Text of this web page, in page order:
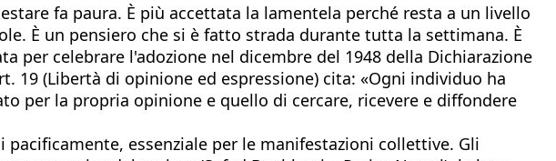
fa paura. È più accettata la lamentela perché resta a un livello
È un pensiero che si è fatto strada durante tutta la settimana. È
per celebrare l'adozione nel dicembre del 1948 della Dichiarazione
19 (Libertà di opinione ed espressione) cita: «Ogni individuo ha
per la propria opinione e quello di cercare, ricevere e diffondere
essenziale per le manifestazioni collettive. Gli